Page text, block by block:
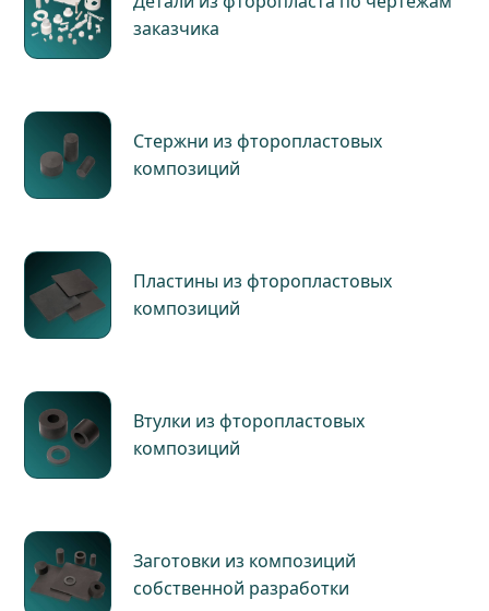
заказчика
Стержни из фторопластовых
композиций
Пластины из фторопластовых
композиций
Втулки из фторопластовых
композиций
Заготовки из композиций
собственной разработки